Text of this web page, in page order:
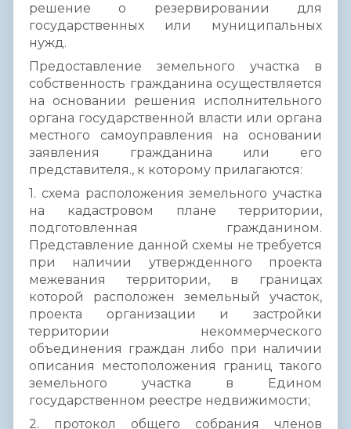
решение о резервировании для
государственных или муниципальных
нужд.
Предоставление земельного участка в
собственность гражданина осуществляется
на основании решения исполнительного
органа государственной власти или органа
местного самоуправления на основании
заявления гражданина или его
представителя., к которому прилагаются:
1. схема расположения земельного участка
на кадастровом плане территории,
подготовленная гражданином.
Представление данной схемы не требуется
при наличии утвержденного проекта
межевания территории, в границах
которой расположен земельный участок,
проекта организации и застройки
территории некоммерческого
объединения граждан либо при наличии
описания местоположения границ такого
земельного участка в Едином
государственном реестре недвижимости;
2. протокол общего собрания членов